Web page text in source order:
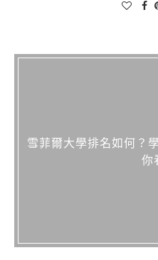
雪菲爾大學排名如何？
你